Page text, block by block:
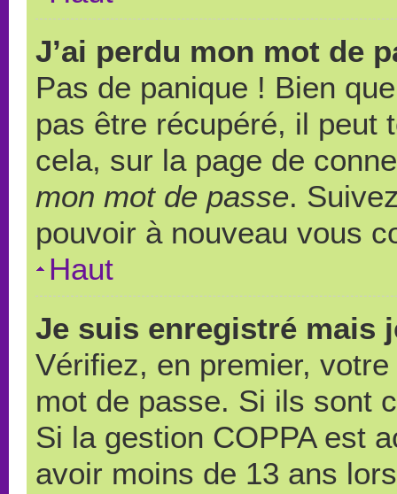
J’ai perdu mon mot de
Pas de panique ! Bien
pas être récupéré, il peut
cela, sur la page de
mon mot de passe.
pouvoir à nouveau vous
Haut
Je suis enregistré mais
Vérifiez, en premier,
mot de passe. Si ils sont
Si la gestion COPPA est
avoir moins de 13 ans